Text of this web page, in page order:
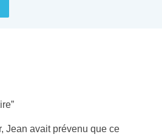
Jean avait prévenu que ce